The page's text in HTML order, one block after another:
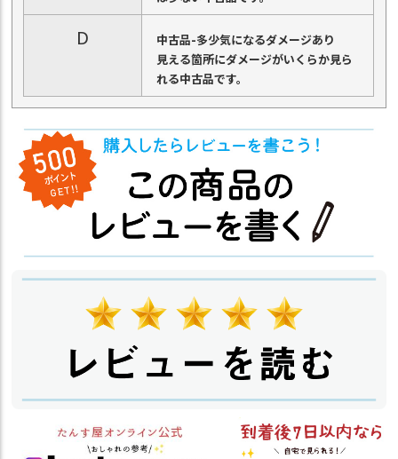
D
中古品-多少気になるダメージあり
見える箇所にダメージがいくらか見ら
れる中古品です。